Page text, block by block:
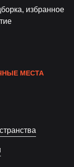
избранное
МЕСТА